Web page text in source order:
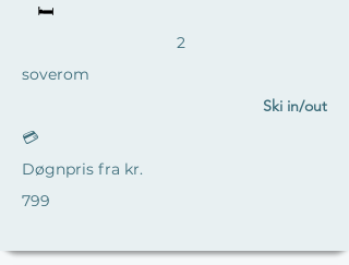
🛏️
2
soverom
Ski in/out
💳
Døgnpris fra kr.
799